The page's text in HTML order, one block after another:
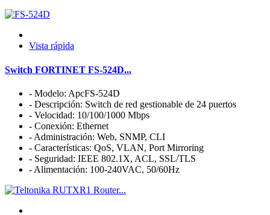
Vista rápida
Switch FORTINET FS-524D...
- Modelo: ApcFS-524D
- Descripción: Switch de red gestionable de 24 puertos
- Velocidad: 10/100/1000 Mbps
- Conexión: Ethernet
- Administración: Web, SNMP, CLI
- Características: QoS, VLAN, Port Mirroring
- Seguridad: IEEE 802.1X, ACL, SSL/TLS
- Alimentación: 100-240VAC, 50/60Hz